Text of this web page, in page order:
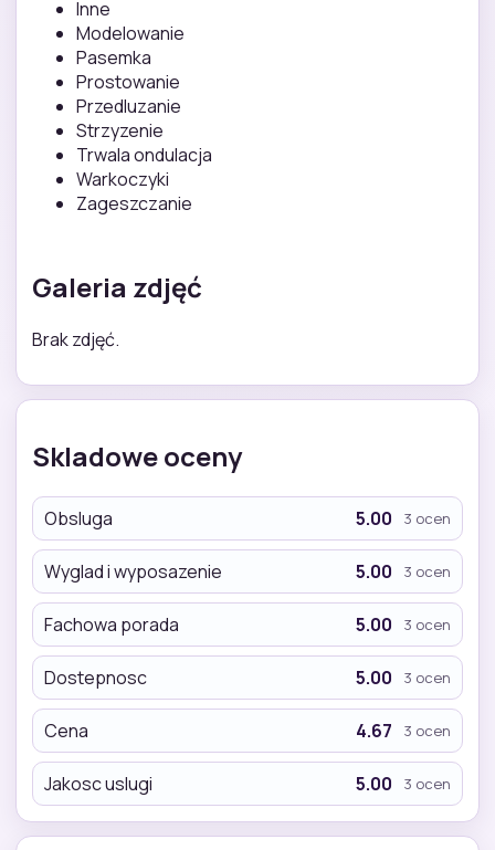
Inne
Modelowanie
Pasemka
Prostowanie
Przedluzanie
Strzyzenie
Trwala ondulacja
Warkoczyki
Zageszczanie
Galeria zdjęć
Brak zdjęć.
Skladowe oceny
Obsluga 5.00 3 ocen
Wyglad i wyposazenie 5.00 3 ocen
Fachowa porada 5.00 3 ocen
Dostepnosc 5.00 3 ocen
Cena 4.67 3 ocen
Jakosc uslugi 5.00 3 ocen